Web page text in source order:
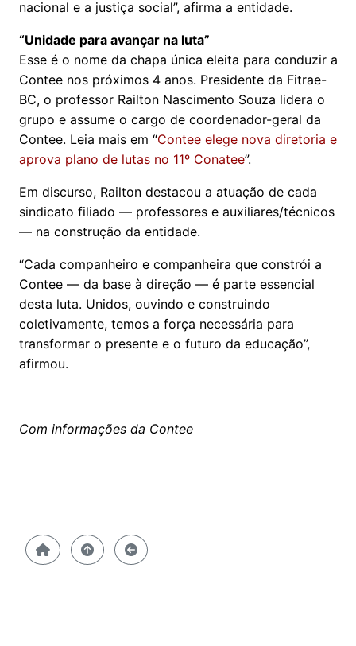
nacional e a justiça social”, afirma a entidade.
“Unidade para avançar na luta”
Esse é o nome da chapa única eleita para conduzir a
Contee nos próximos 4 anos. Presidente da Fitrae-
BC, o professor Railton Nascimento Souza lidera o
grupo e assume o cargo de coordenador-geral da
Contee. Leia mais em “Contee elege nova diretoria e
aprova plano de lutas no 11º Conatee”.
Em discurso, Railton destacou a atuação de cada
sindicato filiado — professores e auxiliares/técnicos
— na construção da entidade.
“Cada companheiro e companheira que constrói a
Contee — da base à direção — é parte essencial
desta luta. Unidos, ouvindo e construindo
coletivamente, temos a força necessária para
transformar o presente e o futuro da educação”,
afirmou.
Com informações da Contee